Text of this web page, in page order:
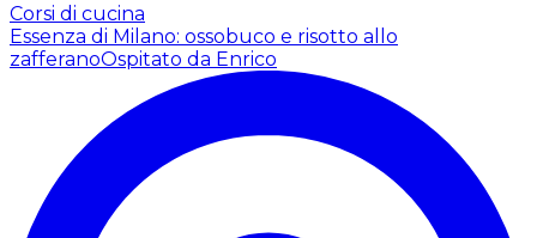
Corsi di cucina
Essenza di Milano: ossobuco e risotto allo
zafferanoOspitato da Enrico